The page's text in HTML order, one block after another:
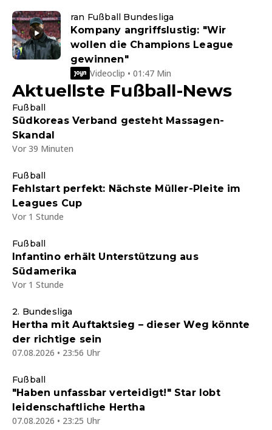
ran Fußball Bundesliga
Kompany angriffslustig: "Wir
wollen die Champions League
gewinnen"
Videoclip • 01:47 Min
Aktuellste Fußball-News
Fußball
Südkoreas Verband gesteht Massagen-
Skandal
Vor 39 Minuten
Fußball
Fehlstart perfekt: Nächste Müller-Pleite im
Leagues Cup
Vor 1 Stunde
Fußball
Infantino erhält Unterstützung aus
Südamerika
Vor 1 Stunde
2. Bundesliga
Hertha mit Auftaktsieg – dieser Weg könnte
der richtige sein
07.08.2026 • 23:56 Uhr
Fußball
"Haben unfassbar verteidigt!" Star lobt
leidenschaftliche Hertha
07.08.2026 • 23:25 Uhr